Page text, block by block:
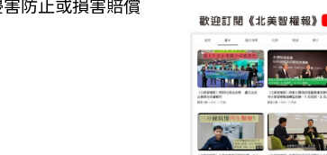
防止或損害賠償